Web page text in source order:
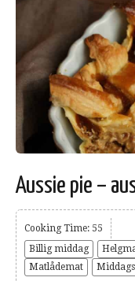
Aussie pie –
Cooking Time: 55
Billig middag
Matlådemat